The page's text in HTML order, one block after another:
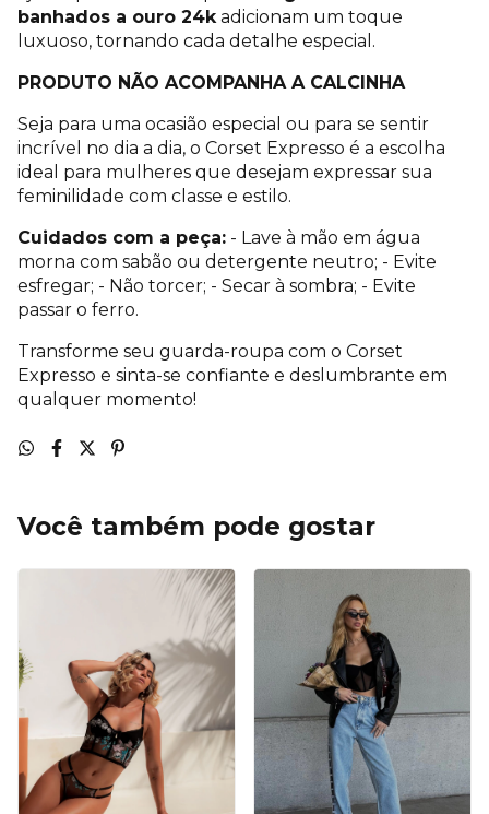
banhados a ouro 24kadicionam um toque
luxuoso, tornando cada detalhe especial.
PRODUTO NÃO ACOMPANHA A CALCINHA
Seja para uma ocasião especial ou para se sentir
incrível no dia a dia, o Corset Expresso é a escolha
ideal para mulheres que desejam expressar sua
feminilidade com classe e estilo.
Cuidados com a peça: - Lave à mão em água
morna com sabão ou detergente neutro; - Evite
esfregar; - Não torcer; - Secar à sombra; - Evite
passar o ferro.
Transforme seu guarda-roupa com o Corset
Expresso e sinta-se confiante e deslumbrante em
qualquer momento!
Você também pode gostar